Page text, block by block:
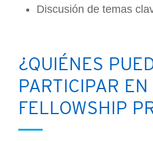
Discusión de temas
¿QUIÉNES
PARTICIPAR EN
FELLOWSHIP